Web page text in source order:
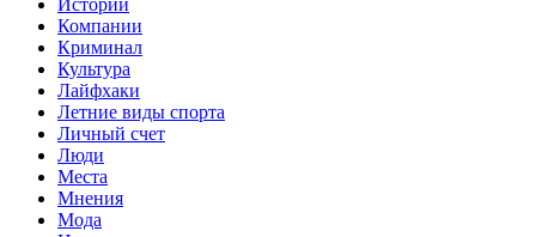
Компании
Криминал
Культура
Лайфхаки
Летние виды спорта
Личный счет
Люди
Места
Мнения
Мода